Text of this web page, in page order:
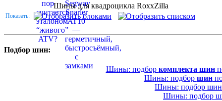
Шины для квадроцикла RoxxZilla
Показать:
Подбор шин:
Шины: подбор комплекта шин
Шины: подбор шин
Шины: подбор
Шины: подбор